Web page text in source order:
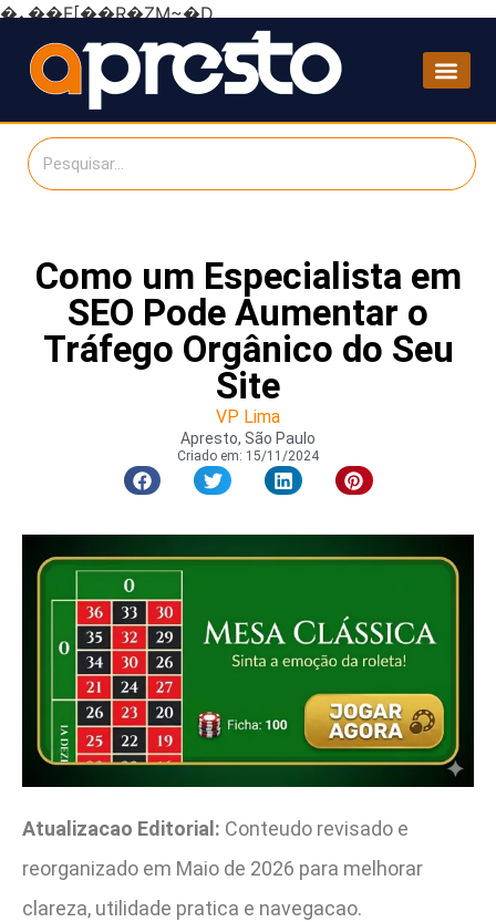
�ܢ��F[��R�ZM~�D
Como um Especialista em
SEO Pode Aumentar o
Tráfego Orgânico do Seu
Site
VP Lima
Apresto, São Paulo
Criado em: 15/11/2024
Atualizacao Editorial: Conteudo revisado e
reorganizado em Maio de 2026 para melhorar
clareza, utilidade pratica e navegacao.